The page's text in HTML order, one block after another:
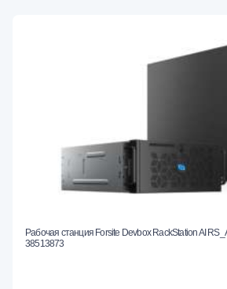
Рабочая станция Forsite Devbox RackStation AI
38513873